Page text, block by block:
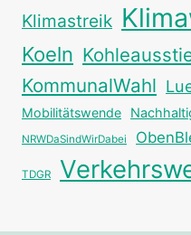
Klimastreik
Koeln
KommunalWahl
Mobilitätswende
NRWDaSindWirDabei
TDGR